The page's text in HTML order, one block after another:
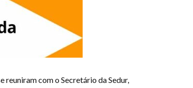
reuniram com o Secretário da Sedur,